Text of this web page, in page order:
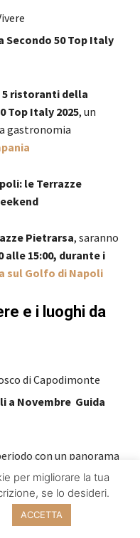
Secondo 50 Top Italy
5 ristoranti della
Top Italy 2025, un
gastronomia
le Terrazze
Pietrarsa, saranno
alle 15:00, durante i
sul Golfo di Napoli
e i luoghi da
di Capodimonte
a Novembre Guida
con un panorama
ogni tipo di
d’arte a Napoli a
per migliorare la tua
se lo desideri.
ACCETTA